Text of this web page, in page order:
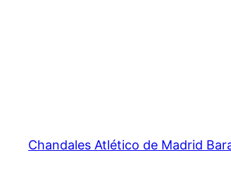
Chandales Atlético de Madrid